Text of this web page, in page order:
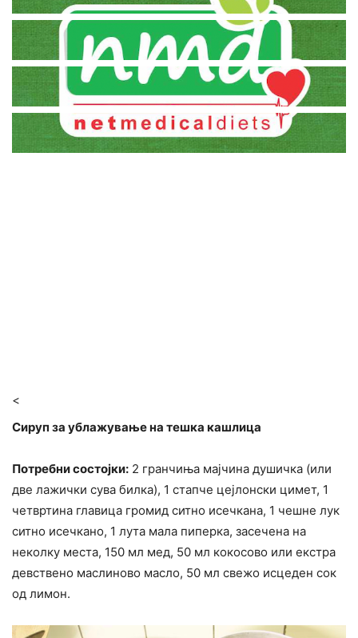
<
Сируп за ублажување на тешка кашлица
Потребни состојки: 2 гранчиња мајчина душичка (или
две лажички сува билка), 1 стапче цејлонски цимет, 1
четвртина главица громид ситно исечкана, 1 чешне лук
ситно исечкано, 1 лута мала пиперка, засечена на
неколку места, 150 мл мед, 50 мл кокосово или екстра
девствено маслиново масло, 50 мл свежо исцеден сок
од лимон.